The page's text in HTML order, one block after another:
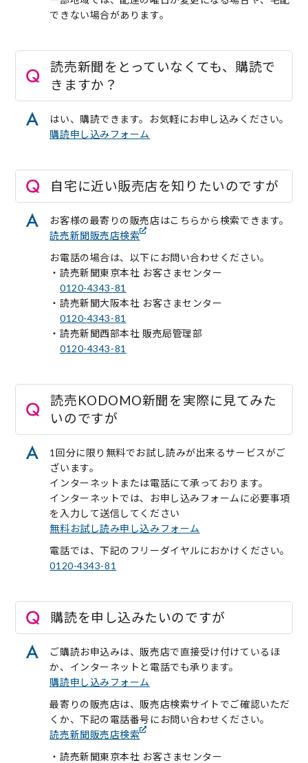
できない場合があります。
読売新聞をとっていなくても、購読で
きますか？
はい、購読できます。お気軽にお申し込みください。
購読申し込みフォーム
自宅に近い販売店を知りたいのですが
お客様の最寄りの販売店はこちらから検索できます。
読売新聞販売店検索
お電話の場合は、以下にお問い合わせください。
・読売新聞東京本社 お客さまセンター
0120-4343-81
・読売新聞大阪本社 お客さまセンター
0120-4343-81
・読売新聞西部本社 販売局管理部
0120-4343-81
読売KODOMO新聞を実際に見てみた
いのですが
1回分に限り無料でお試し読みが出来るサービスがご
ざいます。
インターネットまたは電話にて承っております。
インターネットでは、お申し込みフォームに必要事項
を入力して送信してください
無料お試し読み申し込みフォーム
電話では、下記のフリーダイヤルにおかけください。
0120-4343-81
購読を申し込みたいのですが
ご購読お申込みは、販売店で直接受け付けているほ
か、インターネットと電話でも承ります。
購読申し込みフォーム
最寄りの販売店は、販売店検索サイトでご確認いただ
くか、下記の電話番号にお問い合わせください。
読売新聞販売店検索
・読売新聞東京本社 お客さまセンター